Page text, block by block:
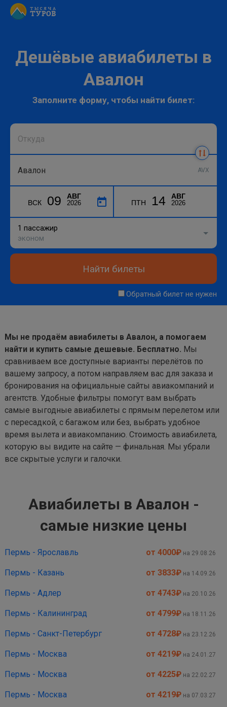
Дешёвые авиабилеты в
Авалон
Заполните форму, чтобы найти билет:
AVX
ВСК 09 АВГ
2026 ПТН 14 АВГ
2026
1 пассажир
эконом
Найти билеты
Обратный билет не нужен
Мы не продаём авиабилеты в Авалон, а помогаем
найти и купить самые дешевые. Бесплатно. Мы
сравниваем все доступные варианты перелётов по
вашему запросу, а потом направляем вас для заказа и
бронирования на официальные сайты авиакомпаний и
агентств. Удобные фильтры помогут вам выбрать
самые выгодные авиабилеты с прямым перелетом или
с пересадкой, с багажом или без, выбрать удобное
время вылета и авиакомпанию. Стоимость авиабилета,
которую вы видите на сайте — финальная. Мы убрали
все скрытые услуги и галочки.
Авиабилеты в Авалон -
самые низкие цены
Пермь - Ярославль от 4000₽ на 29.08.26
Пермь - Казань от 3833₽ на 14.09.26
Пермь - Адлер от 4743₽ на 20.10.26
Пермь - Калининград от 4799₽ на 18.11.26
Пермь - Санкт-Петербург от 4728₽ на 23.12.26
Пермь - Москва от 4219₽ на 24.01.27
Пермь - Москва от 4225₽ на 22.02.27
Пермь - Москва от 4219₽ на 07.03.27